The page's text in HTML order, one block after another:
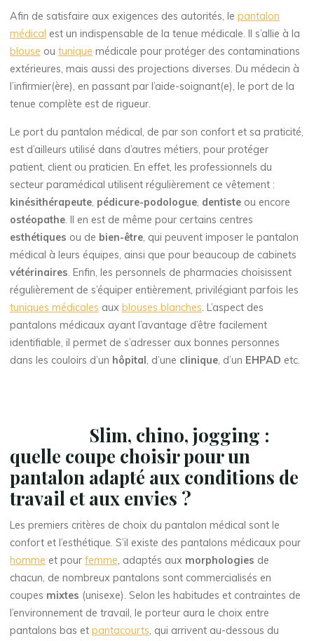
Afin de satisfaire aux exigences des autorités, lepantalon
médical est un indispensable de la tenue médicale. Il s’allie à la
blouse outunique médicale pour protéger des contaminations
extérieures, mais aussi des projections diverses. Du médecin à
l’infirmier(ère), en passant par l’aide-soignant(e), le port de la
tenue complète est de rigueur.
Le port du pantalon médical, de par son confort et sa praticité,
est d’ailleurs utilisé dans d’autres métiers, pour protéger
patient, client ou praticien. En effet, les professionnels du
secteur paramédical utilisent régulièrement ce vêtement :
kinésithérapeute pédicure-podologue dentiste ou encore
ostéopathe . Il en est de même pour certains centres
esthétiques ou de bien-être , qui peuvent imposer le pantalon
médical à leurs équipes, ainsi que pour beaucoup de cabinets
vétérinaires . Enfin, les personnels de pharmacies choisissent
régulièrement de s’équiper entièrement, privilégiant parfois les
tuniques médicales auxblouses blanches . L’aspect des
pantalons médicaux ayant l’avantage d’être facilement
identifiable, il permet de s’adresser aux bonnes personnes
dans les couloirs d’un hôpital , d’une clinique , d’un EHPAD etc.
Slim, chino, jogging :
quelle coupe choisir pour un
pantalon adapté aux conditions de
travail et aux envies ?
Les premiers critères de choix du pantalon médical sont le
confort et l’esthétique. S’il existe des pantalons médicaux pour
homme et pourfemme, adaptés aux morphologies de
chacun, de nombreux pantalons sont commercialisés en
coupes mixtes (unisexe). Selon les habitudes et contraintes de
l’environnement de travail, le porteur aura le choix entre
pantalons bas etpantacourts, qui arrivent au-dessous du